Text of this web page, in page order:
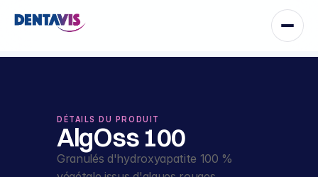
DÉTAILS DU PRODUIT
AlgOss 100
Granulés d'hydroxyapatite 100 %